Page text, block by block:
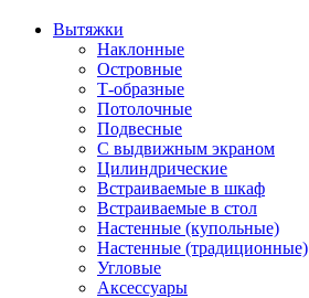
Вытяжки
Наклонные
Островные
Т-образные
Потолочные
Подвесные
С выдвижным экраном
Цилиндрические
Встраиваемые в шкаф
Встраиваемые в стол
Настенные (купольные)
Настенные (традиционные)
Угловые
Аксессуары